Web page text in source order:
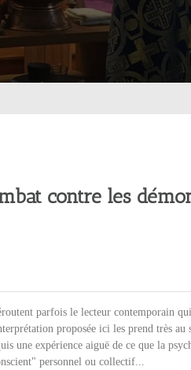
contre les
parfois le lecteur contemporain
proposée ici les prend très au
une expérience aiguë de ce que la
personnel ou collectif...